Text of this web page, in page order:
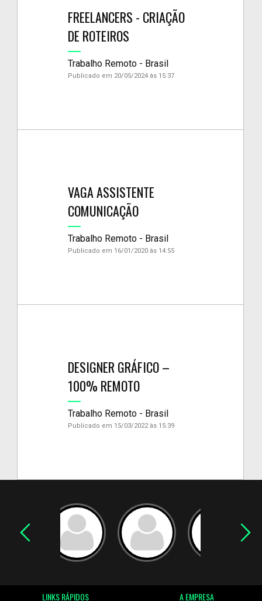
FREELANCERS - CRIAÇÃO
DE ROTEIROS
Trabalho Remoto - Brasil
Publicado em 20/05/2024 às 15:37
VAGA ASSISTENTE
COMUNICAÇÃO
Trabalho Remoto - Brasil
Publicado em 16/01/2020 às 14:55
DESIGNER GRÁFICO –
100% REMOTO
Trabalho Remoto - Brasil
Publicado em 15/03/2022 às 15:39
LINKS RÁPIDOS A EMPRESA